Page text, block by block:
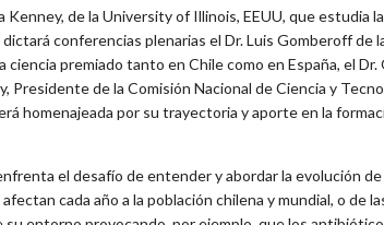
de la University of Illinois, EEUU, que estudia
conferencias plenarias el Dr. Luis Gomberoff de
premiado tanto en Chile como en España, el Dr.
Presidente de la Comisión Nacional de Ciencia y
homenajeada por su trayectoria y aporte en la
el desafío de entender y abordar la evolución de
cada año a la población chilena y mundial, o de